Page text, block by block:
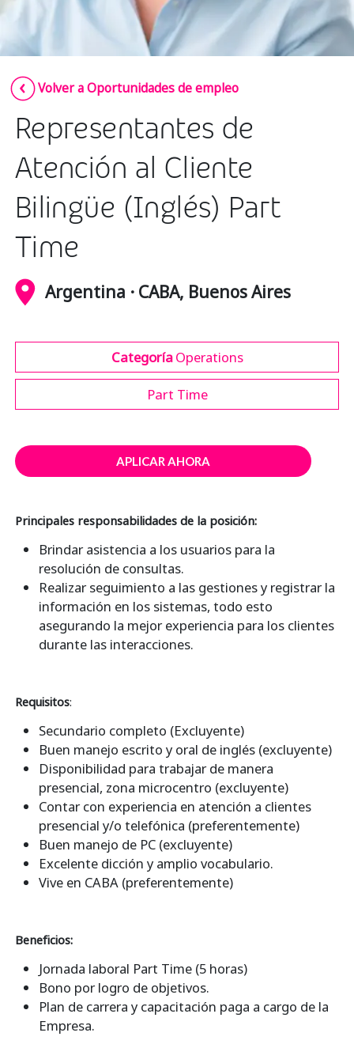
Insurance
Retail and e-commerce
Travel, hospitality, and cargo
Volver a Oportunidades de empleo
Representantes de
Atención al Cliente
Bilingüe (Inglés) Part
Time
Argentina · CABA, Buenos Aires
CategoríaOperations
Part Time
APLICAR AHORA
Principales responsabilidades de la posición:
Brindar asistencia a los usuarios para la
resolución de consultas.
Realizar seguimiento a las gestiones y registrar la
información en los sistemas, todo esto
asegurando la mejor experiencia para los clientes
durante las interacciones.
Requisitos:
Secundario completo (Excluyente)
Buen manejo escrito y oral de inglés (excluyente)
Disponibilidad para trabajar de manera
presencial, zona microcentro (excluyente)
Contar con experiencia en atención a clientes
presencial y/o telefónica (preferentemente)
Buen manejo de PC (excluyente)
Excelente dicción y amplio vocabulario.
Vive en CABA (preferentemente)
Beneficios:
Jornada laboral Part Time (5 horas)
Bono por logro de objetivos.
Plan de carrera y capacitación paga a cargo de la
Empresa.